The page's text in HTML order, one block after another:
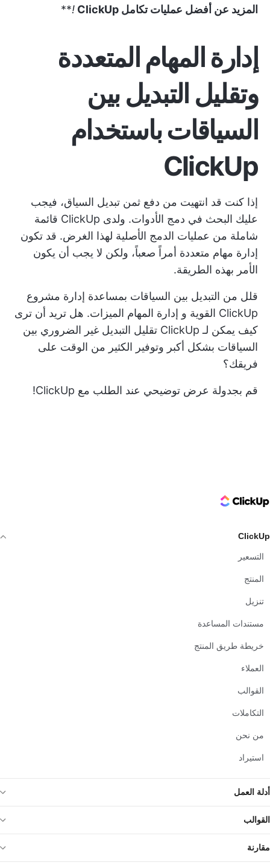
المزيد عن أفضل عمليات تكامل ClickUp !
**
إدارة المهام المتعددة
وتقليل التبديل بين
السياقات باستخدام
ClickUp
إذا كنت قد انتهيت من دفع ثمن تبديل السياق، فيجب
عليك البحث في دمج الأدوات. ولدى ClickUp قائمة
شاملة من عمليات الدمج الأصلية لهذا الغرض. قد تكون
إدارة مهام متعددة أمراً صعباً، ولكن لا يجب أن يكون
الأمر بهذه الطريقة.
قلل من التبديل بين السياقات بمساعدة إدارة مشروع
ClickUp القوية و
إدارة المهام الميزات. هل تريد أن ترى
كيف يمكن لـ ClickUp تقليل التبديل غير الضروري بين
السياقات بشكل أكبر وتوفير الكثير من الوقت على
فريقك؟
قم بجدولة عرض توضيحي عند الطلب مع ClickUp!
ClickUp Logo
ClickUp
التسعير
المنتج
تنزيل
مستندات المساعدة
خريطة طريق المنتج
العملاء
القوالب
التكاملات
من نحن
استيراد
أدلة العمل
القوالب
مقارنة